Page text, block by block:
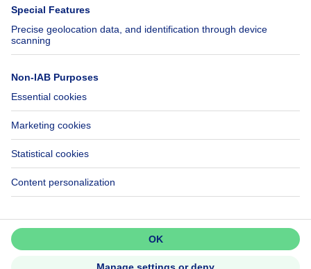
Help
FAQ
Accessibility
Contact us
Follow Us
Immoweb SA © 2026 - All rights reserved
Terms of use Cookie settings Privacy Ranking rules
3044 -
d2b95f88ad4c2e3527743d6bd81664b3a2df8b8e -